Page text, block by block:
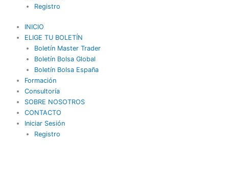
Registro
INICIO
ELIGE TU BOLETÍN
Boletín Master Trader
Boletín Bolsa Global
Boletín Bolsa España
Formación
Consultoría
SOBRE NOSOTROS
CONTACTO
Iniciar Sesión
Registro